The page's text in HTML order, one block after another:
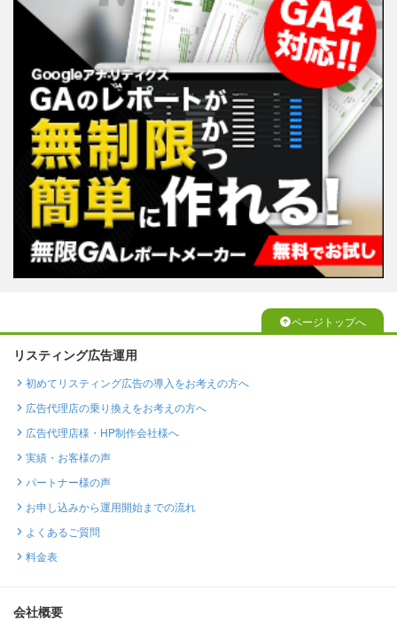
ページトップへ
リスティング広告運用
初めてリスティング広告の導入をお考えの方へ
広告代理店の乗り換えをお考えの方へ
広告代理店様・HP制作会社様へ
実績・お客様の声
パートナー様の声
お申し込みから運用開始までの流れ
よくあるご質問
料金表
会社概要